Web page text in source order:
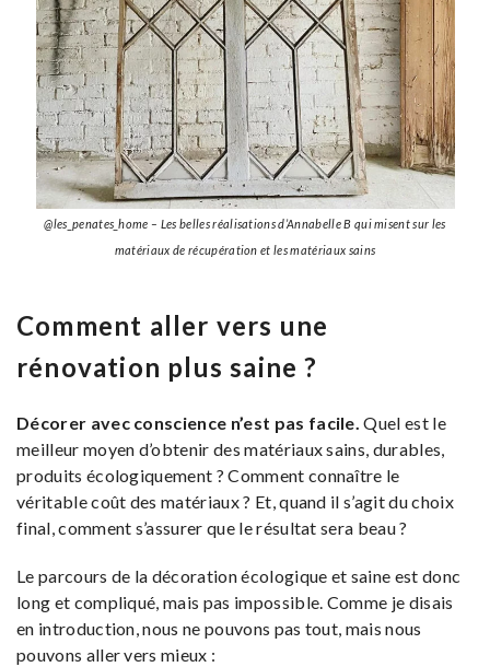
@les_penates_home – Les belles réalisations d’Annabelle B qui misent sur les
matériaux de récupération et les matériaux sains
Comment aller vers une
rénovation plus saine ?
Décorer avec conscience n’est pas facile. Quel est le
meilleur moyen d’obtenir des matériaux sains, durables,
produits écologiquement ? Comment connaître le
véritable coût des matériaux ? Et, quand il s’agit du choix
final, comment s’assurer que le résultat sera beau ?
Le parcours de la décoration écologique et saine est donc
long et compliqué, mais pas impossible. Comme je disais
en introduction, nous ne pouvons pas tout, mais nous
pouvons aller vers mieux :